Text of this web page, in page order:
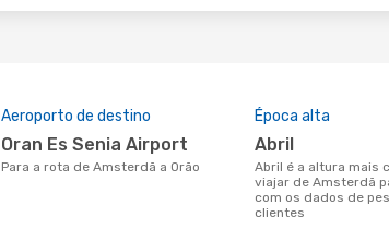
Aeroporto de destino
Oran Es Senia Airport
Para a rota de Amsterdã a Orão
Época alta
abril
abril é a altura mais concorrida para
viajar de Amsterdã
com os dados de
clientes